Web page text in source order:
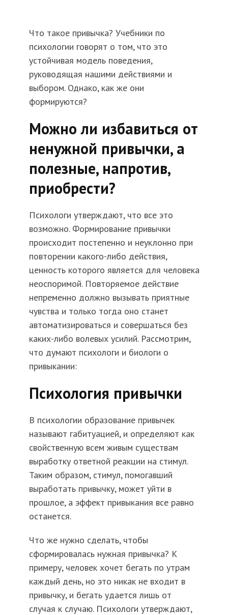
Что такое привычка? Учебники по
психологии говорят о том, что это
устойчивая модель поведения,
руководящая нашими действиями и
выбором. Однако, как же они
формируются?
Можно ли избавиться от
ненужной привычки, а
полезные, напротив,
приобрести?
Психологи утверждают, что все это
возможно. Формирование привычки
происходит постепенно и неуклонно при
повторении какого-либо действия,
ценность которого является для человека
неоспоримой. Повторяемое действие
непременно должно вызывать приятные
чувства и только тогда оно станет
автоматизироваться и совершаться без
каких-либо волевых усилий. Рассмотрим,
что думают психологи и биологи о
привыкании:
Психология привычки
В психологии образование привычек
называют габитуацией, и определяют как
свойственную всем живым существам
выработку ответной реакции на стимул.
Таким образом, стимул, помогавший
выработать привычку, может уйти в
прошлое, а эффект привыкания все равно
останется.
Что же нужно сделать, чтобы
сформировалась нужная привычка? К
примеру, человек хочет бегать по утрам
каждый день, но это никак не входит в
привычку, и бегать удается лишь от
случая к случаю. Психологи утверждают,